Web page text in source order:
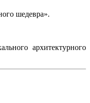
шедевра».
архитектурного